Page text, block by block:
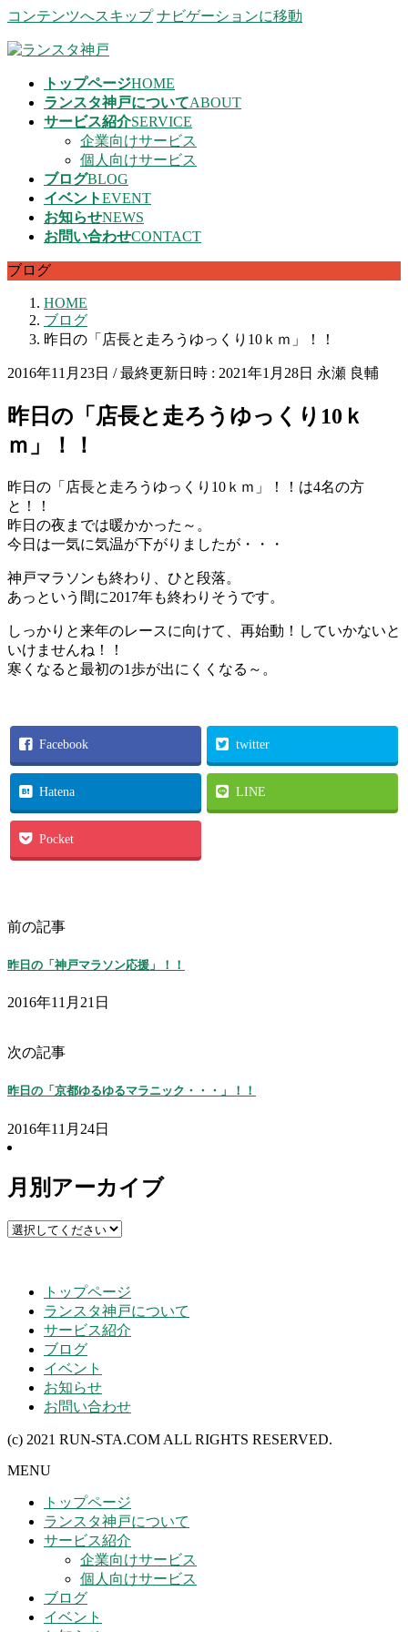
コンテンツへスキップ ナビゲーションに移動
トップページHOME
ランスタ神戸についてABOUT
サービス紹介SERVICE
企業向けサービス
個人向けサービス
ブログBLOG
イベントEVENT
お知らせNEWS
お問い合わせCONTACT
ブログ
HOME
ブログ
昨日の「店長と走ろうゆっくり10ｋｍ」！！
2016年11月23日 / 最終更新日時 : 2021年1月28日 永瀬 良輔
昨日の「店長と走ろうゆっくり10ｋ
ｍ」！！
昨日の「店長と走ろうゆっくり10ｋｍ」！！は4名の方
と！！
昨日の夜までは暖かかった～。
今日は一気に気温が下がりましたが・・・
神戸マラソンも終わり、ひと段落。
あっという間に2017年も終わりそうです。
しっかりと来年のレースに向けて、再始動！していかないと
いけませんね！！
寒くなると最初の1歩が出にくくなる～。
Facebook twitter
Hatena LINE
Pocket
前の記事
昨日の「神戸マラソン応援」！！
2016年11月21日
次の記事
昨日の「京都ゆるゆるマラニック・・・」！！
2016年11月24日
月別アーカイブ
トップページ
ランスタ神戸について
サービス紹介
ブログ
イベント
お知らせ
お問い合わせ
(c) 2021 RUN-STA.COM ALL RIGHTS RESERVED.
MENU
トップページ
ランスタ神戸について
サービス紹介
企業向けサービス
個人向けサービス
ブログ
イベント